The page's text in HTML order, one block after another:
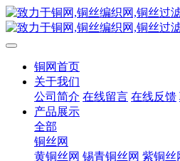
铜网首页
关于我们
公司简介 在线留言 在线反馈
产品展示
全部
铜丝网
黄铜丝网 锡青铜丝网 紫铜丝